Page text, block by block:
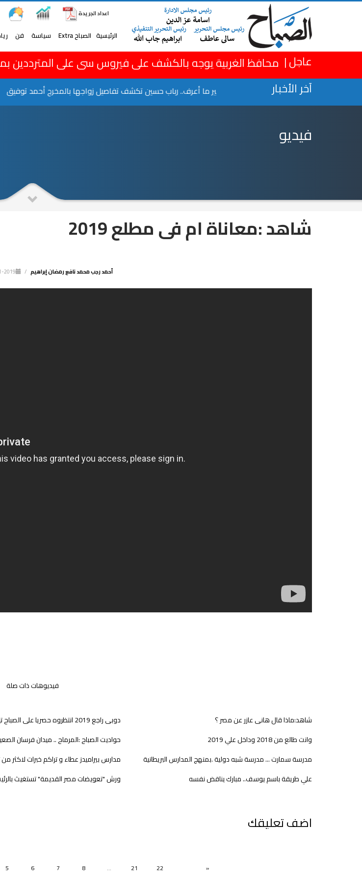
اعداد الجريدة
الرئيسية الصباح Extra سياسة فن
عاجل | محافظ الغربية يوجه بالكشف على فيروس سى على المترددين
آخر الأخبارطلب إيدي من غير ما أعرف.. رباب حسين تكشف تفاصيل زواجها بالمخرج أحمد توفيق
فيديو
شاهد :معاناة ام فى مطلع 2019
أحمد رجبمحمد نافعرمضان إبراهيم /
2019-01-02 05:30:30
فيديوهات ذات صلة
شاهد:ماذا قال هانى عازر عن مصر ؟ دوبى راجع 2019 انتظروه حصريا على الصباح تيوب
وانت طالع من 2018 وداخل علي 2019
حواديت الصباح :المرماح .. ميدان فرسان
مدرسة سمارت ... مدرسة شبه دولية .بمنهج المدارس البريطانية
مدارس بيراميدز عطاء و تراكم خبرات لاكثر من
علي طريقة باسم يوسف.. مبارك يناقض نفسه
ورش "تعويضات مصر القديمة" تستغيث
اضف تعليقك
5 6 7 8 ... 21 22 »